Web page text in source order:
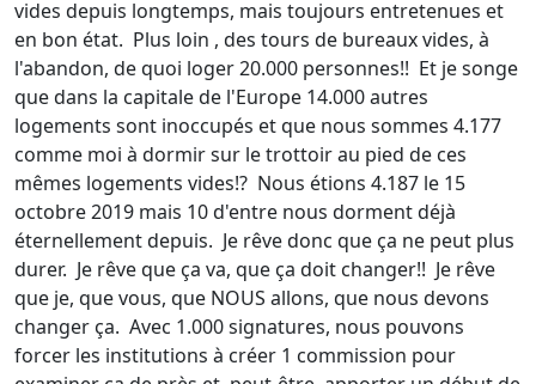
vides depuis longtemps, mais toujours entretenues et
en bon état. Plus loin , des tours de bureaux vides, à
l'abandon, de quoi loger 20.000 personnes!! Et je songe
que dans la capitale de l'Europe 14.000 autres
logements sont inoccupés et que nous sommes 4.177
comme moi à dormir sur le trottoir au pied de ces
mêmes logements vides!? Nous étions 4.187 le 15
octobre 2019 mais 10 d'entre nous dorment déjà
éternellement depuis. Je rêve donc que ça ne peut plus
durer. Je rêve que ça va, que ça doit changer!! Je rêve
que je, que vous, que NOUS allons, que nous devons
changer ça. Avec 1.000 signatures, nous pouvons
forcer les institutions à créer 1 commission pour